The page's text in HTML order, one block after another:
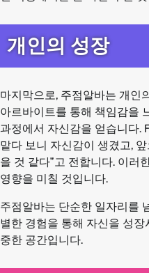
개인의 성장
마지막으로, 주점알바는 개인
아르바이트를 통해 책임감을
과정에서 자신감을 얻습니다.
맡다 보니 자신감이 생겼고,
을 것 같다”고 전합니다. 이러
영향을 미칠 것입니다.
주점알바는 단순한 일자리를
별한 경험을 통해 자신을 성
중한 공간입니다.